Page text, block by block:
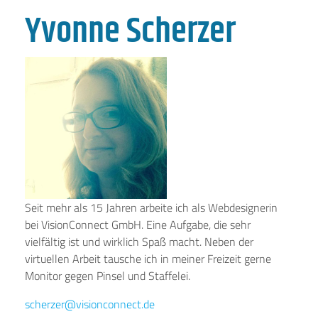
Yvonne Scherzer
Seit mehr als 15 Jahren arbeite ich als Webdesignerin
bei VisionConnect GmbH. Eine Aufgabe, die sehr
vielfältig ist und wirklich Spaß macht. Neben der
virtuellen Arbeit tausche ich in meiner Freizeit gerne
Monitor gegen Pinsel und Staffelei.
scherzer@visionconnect.de